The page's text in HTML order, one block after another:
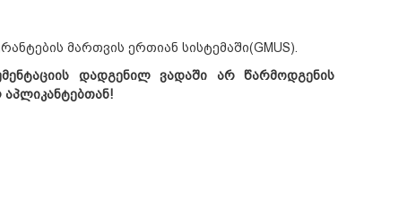
მართვის ერთიან სისტემაში(GMUS).
დადგენილ ვადაში არ
წარმოდგენის
აპლიკანტებთან!